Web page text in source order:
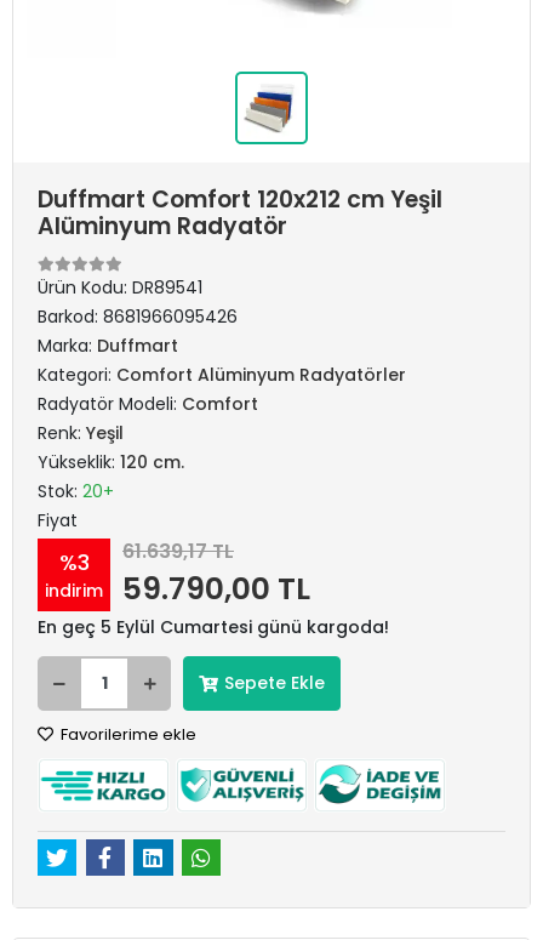
Duffmart Comfort 120x212 cm Yeşil
Alüminyum Radyatör
Ürün Kodu: DR89541
Barkod: 8681966095426
Marka: Duffmart
Kategori: Comfort Alüminyum Radyatörler
Radyatör Modeli: Comfort
Renk: Yeşil
Yükseklik: 120 cm.
Stok: 20+
Fiyat
%3
indirim
61.639,17 TL
59.790,00 TL
En geç 5 Eylül Cumartesi günü kargoda!
Sepete Ekle
Favorilerime ekle